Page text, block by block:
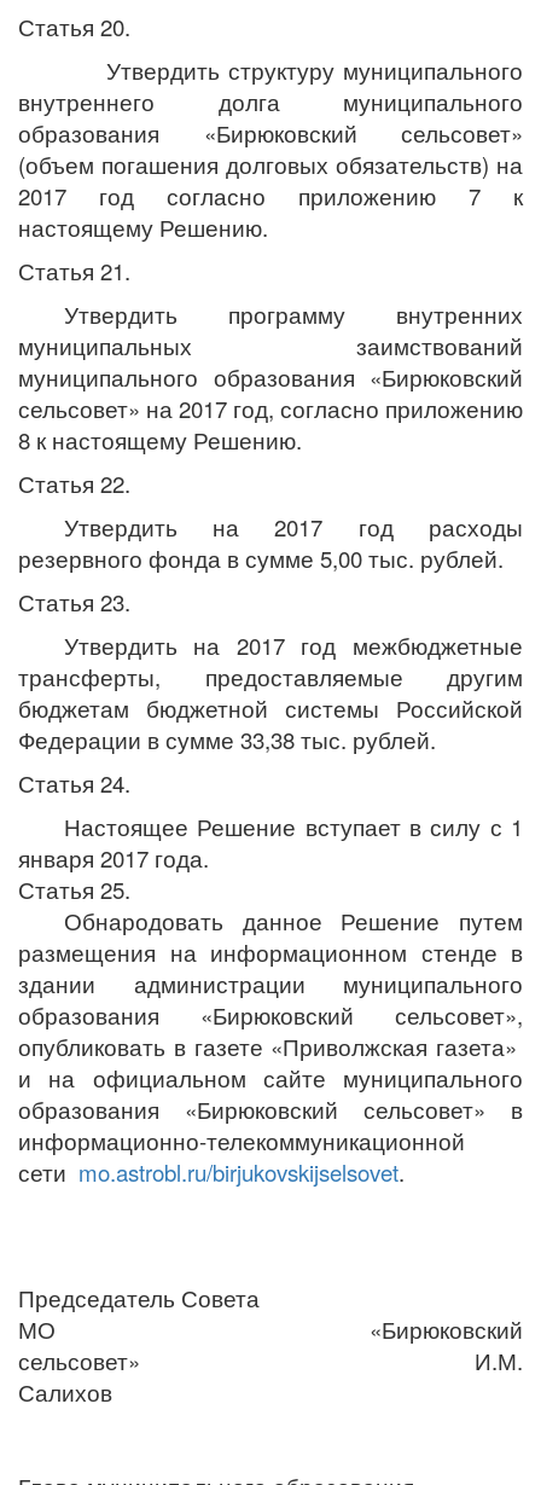
Статья 20.
Утвердить структуру муниципального
внутреннего долга муниципального
образования «Бирюковский сельсовет»
(объем погашения долговых обязательств) на
2017 год согласно приложению 7 к
настоящему Решению.
Статья 21.
Утвердить программу внутренних
муниципальных заимствований
муниципального образования «Бирюковский
сельсовет» на 2017 год, согласно приложению
8 к настоящему Решению.
Статья 22.
Утвердить на 2017 год расходы
резервного фонда в сумме 5,00 тыс. рублей.
Статья 23.
Утвердить на 2017 год межбюджетные
трансферты, предоставляемые другим
бюджетам бюджетной системы Российской
Федерации в сумме 33,38 тыс. рублей.
Статья 24.
Настоящее Решение вступает в силу с 1
января 2017 года.
Статья 25.
Обнародовать данное Решение путем
размещения на информационном стенде в
здании администрации муниципального
образования «Бирюковский сельсовет»,
опубликовать в газете «Приволжская газета»
и на официальном сайте муниципального
образования «Бирюковский сельсовет» в
информационно-телекоммуникационной
сети mo.astrobl.ru/birjukovskijselsovet.
Председатель Совета
МО «Бирюковский
сельсовет» И.М.
Салихов